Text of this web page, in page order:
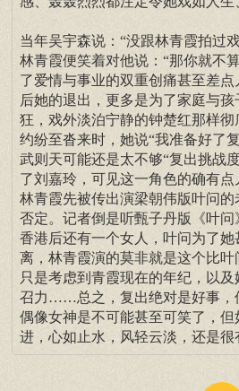
当年吴宇森说：“没跟林青霞拍过
林青霞便笑着对他说：“那你就不
了爱情与事业的双重创痛甚至差
后她的退出，更多是为了家庭与
狂，戏外淡泊宁静的钟楚红那样
约纷至沓来时，她说“我准备好了
武则天可能还是太不够“复出挑
了刘嘉玲，可见这一角色的确有
林青霞先被传出演梁朝伟版叶问
否定。记者倒是听甄子丹版《叶
香港后还有一个女人，叶问为了
离，林青霞演的莫非就是这个比
只是考虑到青霞现在的年纪，以
召力……总之，复出绝对是好事，
偶像女神是不可能甚至可笑了，
进，心如止水，风轻云淡，还是很